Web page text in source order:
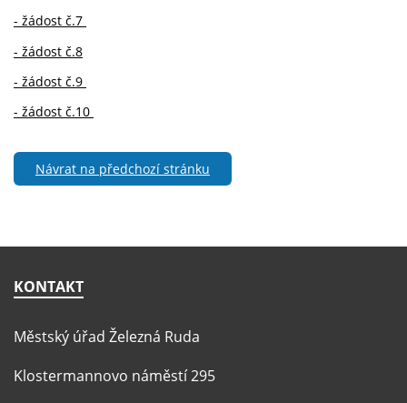
- žádost č.7
- žádost č.8
- žádost č.9
- žádost č.10
Návrat na předchozí stránku
KONTAKT
Městský úřad Železná Ruda
Klostermannovo náměstí 295